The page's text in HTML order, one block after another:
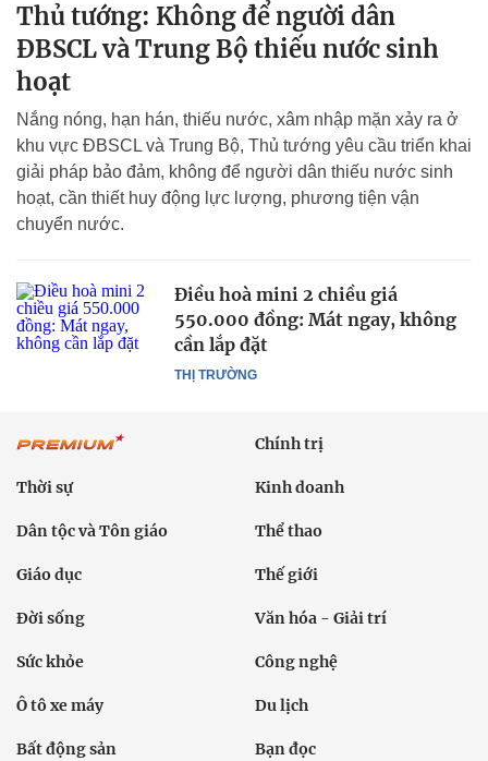
Thủ tướng: Không để người dân
ĐBSCL và Trung Bộ thiếu nước sinh
hoạt
Nắng nóng, hạn hán, thiếu nước, xâm nhập mặn xảy ra ở
khu vực ĐBSCL và Trung Bộ, Thủ tướng yêu cầu triển khai
giải pháp bảo đảm, không để người dân thiếu nước sinh
hoạt, cần thiết huy động lực lượng, phương tiện vận
chuyển nước.
THỊ TRƯỜNG
Điều hoà mini 2 chiều giá
550.000 đồng: Mát ngay, không
cần lắp đặt
Chính trị
Thời sự Kinh doanh
Dân tộc và Tôn giáo Thể thao
Giáo dục Thế giới
Đời sống Văn hóa - Giải trí
Sức khỏe Công nghệ
Ô tô xe máy Du lịch
Bất động sản Bạn đọc